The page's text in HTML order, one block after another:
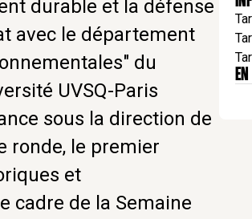
durable et la défense
avec le département
du
UVSQ-Paris
sous la direction de
ronde, le premier
et
cadre de la Semaine